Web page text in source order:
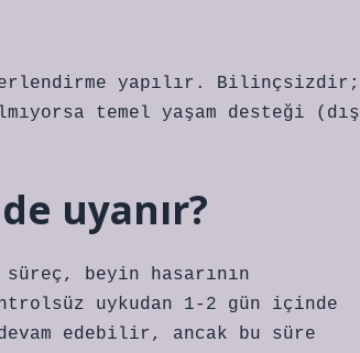
yapılır. Bilinçsizdir;
temel yaşam desteği (dış
uyanır?
beyin hasarının
uykudan 1-2 gün içinde
edebilir, ancak bu süre